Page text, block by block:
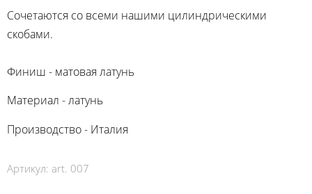
Сочетаются со всеми нашими цилиндрическими
скобами.
Финиш - матовая латунь
Материал - латунь
Производство - Италия
Артикул: art. 007